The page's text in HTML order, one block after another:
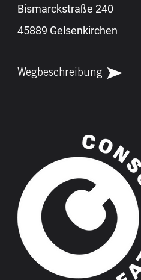
Bismarckstraße 240
45889 Gelsenkirchen
Wegbeschreibung